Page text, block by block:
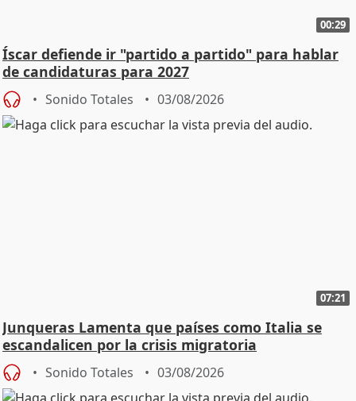
00:29
Íscar defiende ir "partido a partido" para hablar
de candidaturas para 2027
Sonido Totales 03/08/2026
07:21
Junqueras Lamenta que países como Italia se
escandalicen por la crisis migratoria
Sonido Totales 03/08/2026